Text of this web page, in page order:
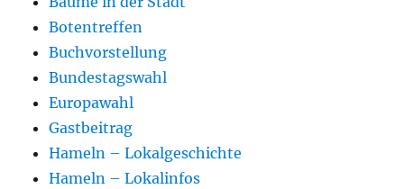
Botentreffen
Buchvorstellung
Bundestagswahl
Europawahl
Gastbeitrag
Hameln – Lokalgeschichte
Hameln – Lokalinfos